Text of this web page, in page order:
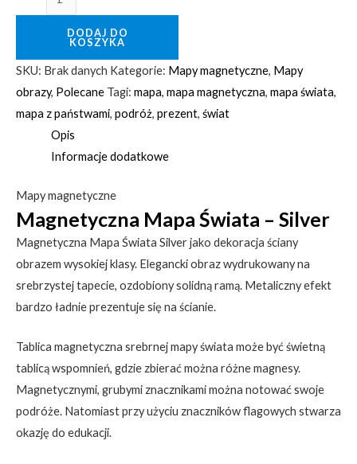
DODAJ DO
KOSZYKA
SKU: Brak danych Kategorie: Mapy magnetyczne, Mapy
obrazy, Polecane Tagi: mapa, mapa magnetyczna, mapa świata,
mapa z państwami, podróż, prezent, świat
Opis
Informacje dodatkowe
Mapy magnetyczne
Magnetyczna Mapa Świata – Silver
Magnetyczna Mapa Świata Silver jako dekoracja ściany
obrazem wysokiej klasy. Elegancki obraz wydrukowany na
srebrzystej tapecie, ozdobiony solidną ramą. Metaliczny efekt
bardzo ładnie prezentuje się na ścianie.
Tablica magnetyczna srebrnej mapy świata może być świetną
tablicą wspomnień, gdzie zbierać można różne magnesy.
Magnetycznymi, grubymi znacznikami można notować swoje
podróże. Natomiast przy użyciu znaczników flagowych stwarza
okazję do edukacji.